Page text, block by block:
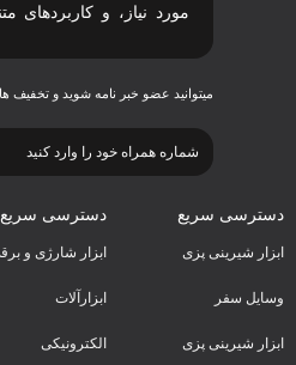
مورد نیاز، و کاربردهای
اهدف لورم ایپسوم متن
میتوانید عضو خبر نامه شوید و تخفیف
دسترسی سریع
ابزار شیرینی پزی
وسایل سفر
ابزار شیرینی پزی
دسترسی سریع
ابزار شارژی و
ابزارآلات
الکترونیکی